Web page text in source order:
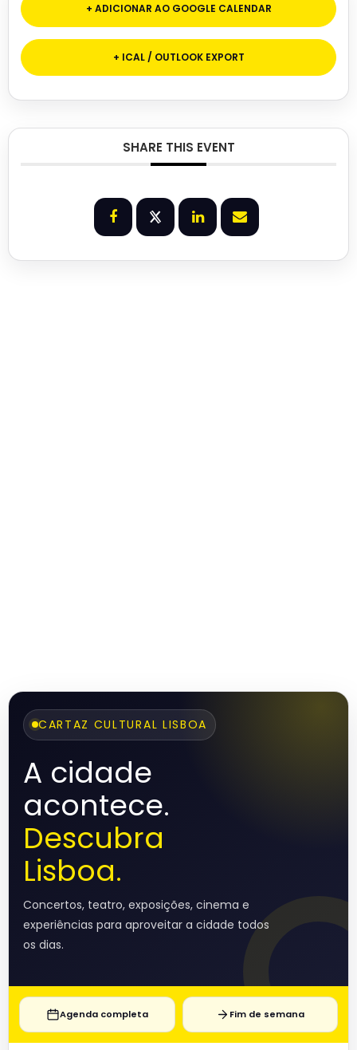
+ ADICIONAR AO GOOGLE CALENDAR
+ ICAL / OUTLOOK EXPORT
SHARE THIS EVENT
CARTAZ CULTURAL LISBOA
A cidade
acontece.
Descubra
Lisboa.
Concertos, teatro, exposições, cinema e
experiências para aproveitar a cidade todos
os dias.
Agenda completa Fim de semana